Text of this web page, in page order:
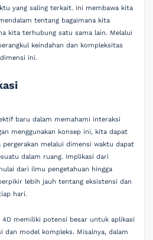
yang saling terkait. Ini membawa kita
tentang bagaimana kita
kita terhubung satu sama lain. Melalui
keindahan dan kompleksitas
ini.
baru dalam memahami interaksi
menggunakan konsep ini, kita dapat
pergerakan melalui dimensi waktu dapat
dalam ruang. Implikasi dari
dari ilmu pengetahuan hingga
lebih jauh tentang eksistensi dan
hari.
4D memiliki potensi besar untuk aplikasi
dan model kompleks. Misalnya, dalam